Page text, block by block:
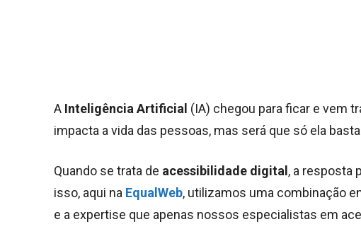
A Inteligência Artificial (IA) chegou para ficar e vem
impacta a vida das pessoas, mas será que só ela
Quando se trata de acessibilidade digital , a resposta
isso, aqui na EqualWeb, utilizamos uma combinação
e a expertise que apenas nossos especialistas em